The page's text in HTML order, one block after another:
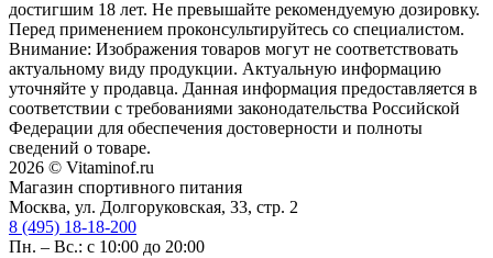
достигшим 18 лет. Не превышайте рекомендуемую дозировку.
Перед применением проконсультируйтесь со специалистом.
Внимание: Изображения товаров могут не соответствовать
актуальному виду продукции. Актуальную информацию
уточняйте у продавца. Данная информация предоставляется в
соответствии с требованиями законодательства Российской
Федерации для обеспечения достоверности и полноты
сведений о товаре.
2026 © Vitaminof.ru
Магазин спортивного питания
Москва, ул. Долгоруковская, 33, стр. 2
8 (495) 18-18-200
Пн. – Вс.: с 10:00 до 20:00